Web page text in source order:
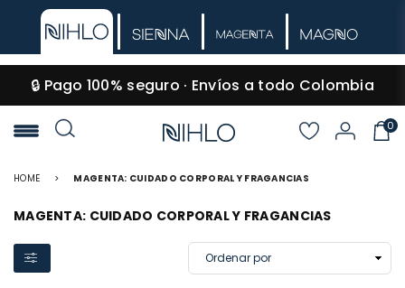
🔒 Pago 100% seguro · Envíos a todo Colombia
NIHLO
0
HOME > MAGENTA: CUIDADO CORPORAL Y FRAGANCIAS
MAGENTA: CUIDADO CORPORAL Y FRAGANCIAS